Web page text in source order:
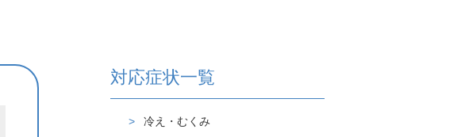
対応症状一覧
冷え・むくみ